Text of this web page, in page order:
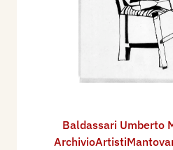
Baldassari Umberto